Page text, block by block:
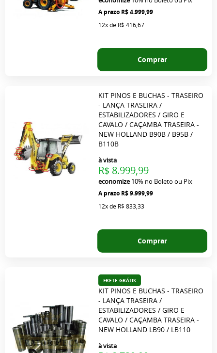
R$ 4.999,99
12xde R$ 416,67
Comprar
KIT PINOS E BUCHAS - TRASEIRO
- LANÇA TRASEIRA /
ESTABILIZADORES / GIRO E
CAVALO / CAÇAMBA TRASEIRA -
NEW HOLLAND B90B / B95B /
B110B
R$ 9.999,99
à vista
R$ 8.999,99
economize10% no Boleto ou Pix
12xde R$ 833,33
Comprar
KIT PINOS E BUCHAS - TRASEIRO
- LANÇA TRASEIRA /
ESTABILIZADORES / GIRO E
CAVALO / CAÇAMBA TRASEIRA -
NEW HOLLAND LB90 / LB110
à vista
FRETE GRÁTIS